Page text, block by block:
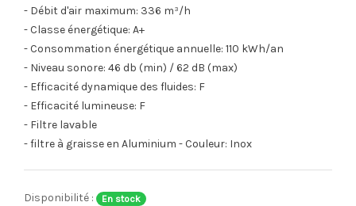
- Débit d'air maximum: 336 m³/h
- Classe énergétique: A+
- Consommation énergétique annuelle: 110 kWh/an
- Niveau sonore: 46 db (min) / 62 dB (max)
- Efficacité dynamique des fluides: F
- Efficacité lumineuse: F
- Filtre lavable
- filtre à graisse en Aluminium - Couleur: Inox
Disponibilité : En stock